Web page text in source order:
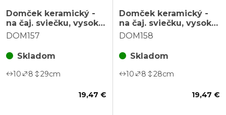
Domček keramický -
na čaj. sviečku, vysoký,
poschodový, oranžový
DOM157
Skladom
10 8 29cm
19,47 €
Domček keramický -
na čaj. sviečku, vysoký,
poschodový, žltý
DOM158
Skladom
10 8 28cm
19,47 €